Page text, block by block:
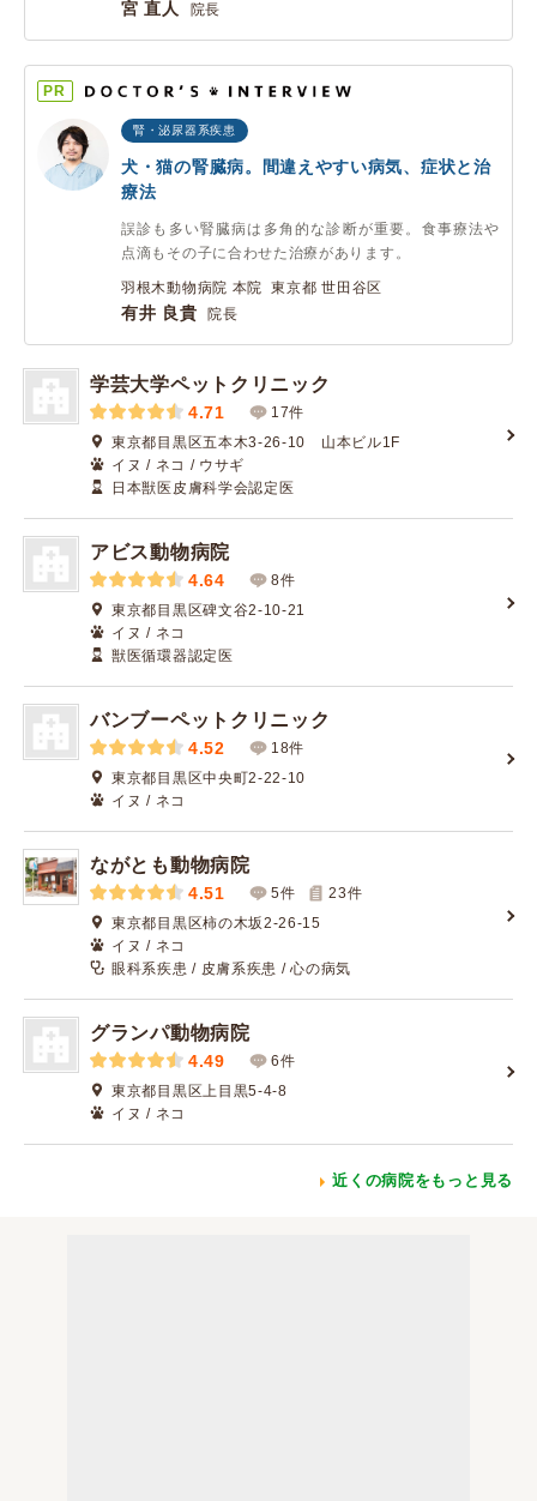
宮 直人 院長
PR
腎・泌尿器系疾患
犬・猫の腎臓病。間違えやすい病気、症状と治
療法
誤診も多い腎臓病は多角的な診断が重要。食事療法や
点滴もその子に合わせた治療があります。
羽根木動物病院 本院 東京都 世田谷区
有井 良貴 院長
学芸大学ペットクリニック
4.71
17件
東京都目黒区五本木3-26-10 山本ビル1F
イヌ / ネコ / ウサギ
日本獣医皮膚科学会認定医
アビス動物病院
4.64
8件
東京都目黒区碑文谷2-10-21
イヌ / ネコ
獣医循環器認定医
バンブーペットクリニック
4.52
18件
東京都目黒区中央町2-22-10
イヌ / ネコ
ながとも動物病院
4.51 5件 23件
東京都目黒区柿の木坂2-26-15
イヌ / ネコ
眼科系疾患 / 皮膚系疾患 / 心の病気
グランパ動物病院
4.49
6件
東京都目黒区上目黒5-4-8
イヌ / ネコ
近くの病院をもっと見る